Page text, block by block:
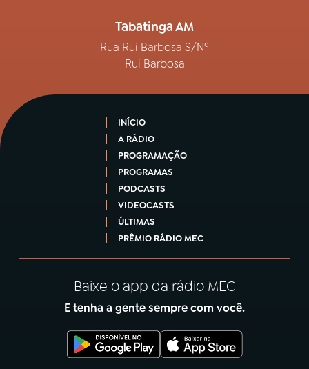
Tabatinga AM
Rua Rui Barbosa S/Nº
Rui Barbosa
INÍCIO
A RÁDIO
PROGRAMAÇÃO
PROGRAMAS
PODCASTS
VIDEOCASTS
ÚLTIMAS
PRÊMIO RÁDIO MEC
Baixe o app da rádio MEC
E tenha a gente sempre com você.